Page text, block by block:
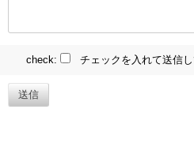
check: チェックを入れて送信し
送信